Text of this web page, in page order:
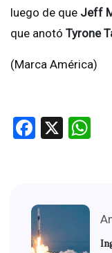
luego de que Jeff
que anotó Tyrone
(Marca América)
X